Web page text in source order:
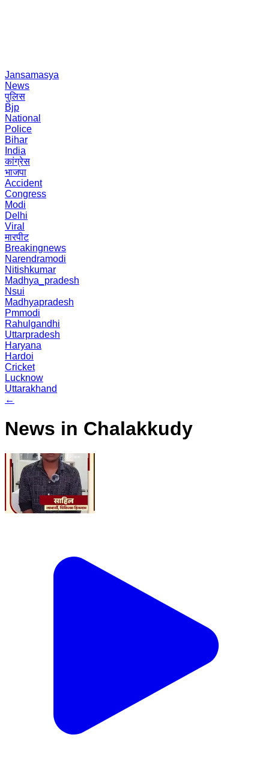
Jansamasya
News
पुलिस
Bjp
National
Police
Bihar
India
कांग्रेस
भाजपा
Accident
Congress
Modi
Delhi
Viral
मारपीट
Breakingnews
Narendramodi
Nitishkumar
Madhya_pradesh
Nsui
Madhyapradesh
Pmmodi
Rahulgandhi
Uttarpradesh
Haryana
Hardoi
Cricket
Lucknow
Uttarakhand
←
News in Chalakkudy